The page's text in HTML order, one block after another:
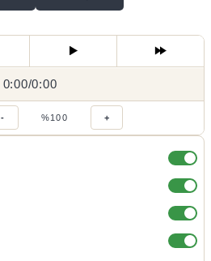
0:00/
0:00/0:00
- %100 +